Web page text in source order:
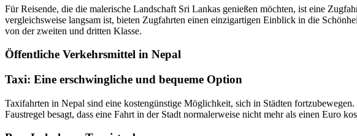
Für Reisende, die die malerische Landschaft Sri Lankas genießen möchten, ist eine
vergleichsweise langsam ist, bieten Zugfahrten einen einzigartigen Einblick in die
von der zweiten und dritten Klasse.
Öffentliche Verkehrsmittel in Nepal
Taxi: Eine erschwingliche und bequeme Option
Taxifahrten in Nepal sind eine kostengünstige Möglichkeit, sich in Städten
Faustregel besagt, dass eine Fahrt in der Stadt normalerweise nicht mehr als einen Euro